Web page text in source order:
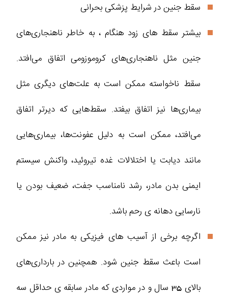
سقط جنین در شرایط پزشکی بحرانی
بیشتر سقط‌ های زود هنگام ، به خاطر ناهنجاری‌های
جنین مثل ناهنجاری‌های کروموزومی اتفاق می‌افتد.
سقط ناخواسته ممکن است به علت‌های دیگری مثل
بیماری‌ها نیز اتفاق بیفتد. سقط‌هایی که دیرتر اتفاق
می‌افتد، ممکن است به دلیل عفونت‌ها، بیماری‌هایی
مانند دیابت یا اختلالات غده تیروئید، واکنش سیستم
ایمنی بدن مادر، رشد نامناسب جفت، ضعیف بودن یا
نارسایی دهانه ی رحم باشد.
اگرچه برخی از آسیب‌ های فیزیکی به مادر نیز ممکن
است باعث سقط جنین شود. همچنین در بارداری‌های
بالای 35 سال و در مواردی که مادر سابقه ی حداقل سه